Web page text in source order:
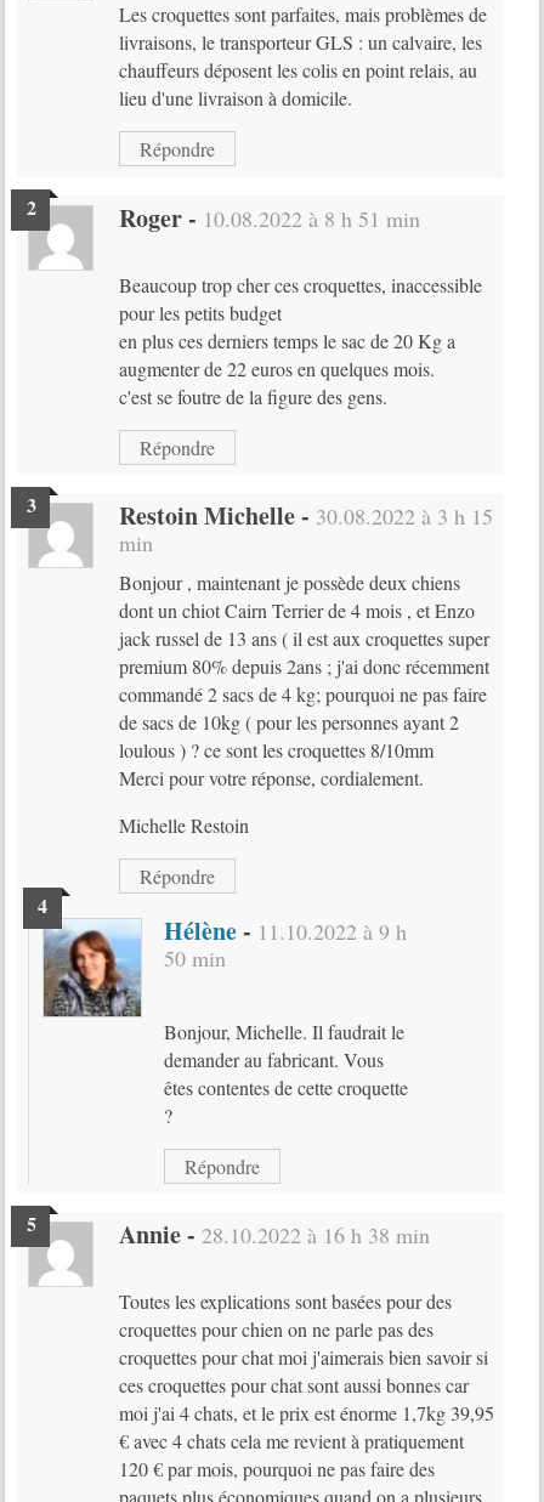
Les croquettes sont parfaites, mais problèmes de
livraisons, le transporteur GLS : un calvaire, les
chauffeurs déposent les colis en point relais, au
lieu d'une livraison à domicile.
Répondre
Roger - 10.08.2022 à 8 h 51 min
Beaucoup trop cher ces croquettes, inaccessible
pour les petits budget
en plus ces derniers temps le sac de 20 Kg a
augmenter de 22 euros en quelques mois.
c'est se foutre de la figure des gens.
Répondre
Restoin Michelle - 30.08.2022 à 3 h 15
min
Bonjour , maintenant je possède deux chiens
dont un chiot Cairn Terrier de 4 mois , et Enzo
jack russel de 13 ans ( il est aux croquettes super
premium 80% depuis 2ans ; j'ai donc récemment
commandé 2 sacs de 4 kg; pourquoi ne pas faire
de sacs de 10kg ( pour les personnes ayant 2
loulous ) ? ce sont les croquettes 8/10mm
Merci pour votre réponse, cordialement.
Michelle Restoin
Répondre
Hélène - 11.10.2022 à 9 h
50 min
Bonjour, Michelle. Il faudrait le
demander au fabricant. Vous
êtes contentes de cette croquette
?
Répondre
Annie - 28.10.2022 à 16 h 38 min
Toutes les explications sont basées pour des
croquettes pour chien on ne parle pas des
croquettes pour chat moi j'aimerais bien savoir si
ces croquettes pour chat sont aussi bonnes car
moi j'ai 4 chats, et le prix est énorme 1,7kg 39,95
€ avec 4 chats cela me revient à pratiquement
120 € par mois, pourquoi ne pas faire des